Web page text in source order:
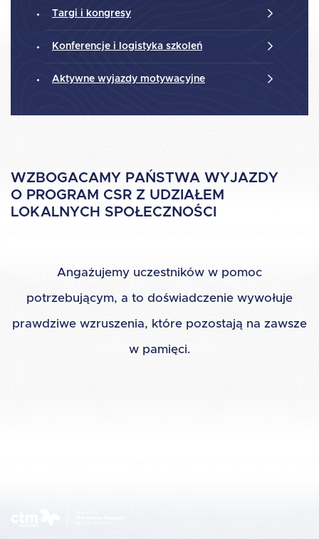
Targi i kongresy
Konferencje i logistyka szkoleń
Aktywne wyjazdy motywacyjne
WZBOGACAMY PAŃSTWA WYJAZDY
O PROGRAM CSR Z UDZIAŁEM
LOKALNYCH SPOŁECZNOŚCI
Angażujemy uczestników w pomoc
potrzebującym, a to doświadczenie wywołuje
prawdziwe wzruszenia, które pozostają na zawsze
w pamięci.